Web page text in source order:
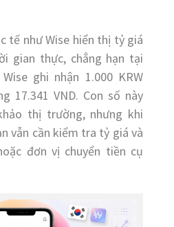
tế như Wise hiển thị tỷ giá
gian thực, chẳng hạn tại
ghi nhận 1.000 KRW
17.341 VND. Con số này
thị trường, nhưng khi
vẫn cần kiểm tra tỷ giá và
đơn vị chuyển tiền cụ